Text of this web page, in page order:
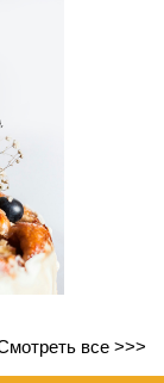
все >>>